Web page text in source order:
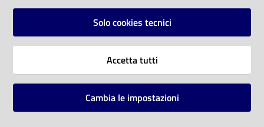
Vai alla pagina
Mappa del sito
Solo cookies tecnici
Accetta tutti
Cambia le impostazioni